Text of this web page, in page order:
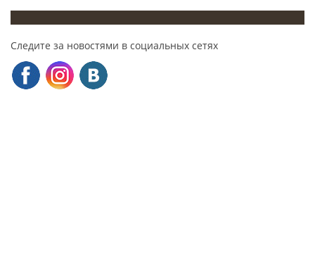
Следите за новостями в социальных сетях